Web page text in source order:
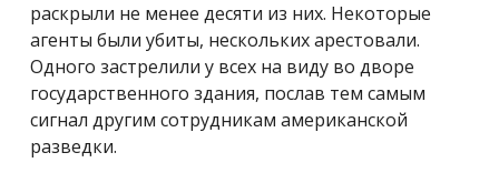
раскрыли не менее десяти из них. Некоторые
агенты были убиты, нескольких арестовали.
Одного застрелили у всех на виду во дворе
государственного здания, послав тем самым
сигнал другим сотрудникам американской
разведки.